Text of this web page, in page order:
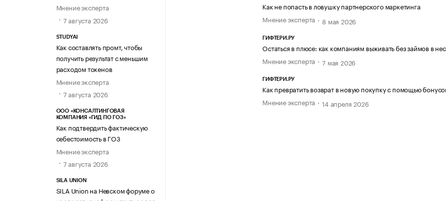
Мнение эксперта
7 августа 2026
STUDYAI
Как составлять промт, чтобы
получить результат с меньшим
расходом токенов
Мнение эксперта
7 августа 2026
ООО «КОНСАЛТИНГОВАЯ
КОМПАНИЯ «ГИД ПО ГОЗ»
Как подтвердить фактическую
себестоимость в ГОЗ
Мнение эксперта
7 августа 2026
SILA UNION
SILA Union на Невском форуме о
Как не попасть в ловушку партнерского маркетинга
Мнение эксперта
8 мая 2026
ГИФТЕРИ.РУ
Остаться в плюсе: как компаниям выживать без займов в
Мнение эксперта
7 мая 2026
ГИФТЕРИ.РУ
Как превратить возврат в новую покупку с помощью
Мнение эксперта
14 апреля 2026